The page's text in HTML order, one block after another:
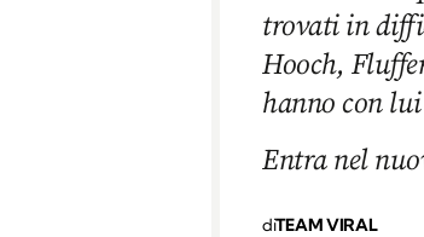
trovati in
Hooch,
hanno con lui
Entra nel
diTEAM VIRAL